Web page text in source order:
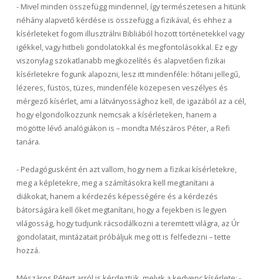
- Mivel minden összefügg mindennel, így természetesen a hitünk
néhány alapvető kérdése is összefügg a fizikával, és ehhez a
kísérleteket fogom illusztrálni Bibliából hozott történetekkel vagy
igékkel, vagy hitbeli gondolatokkal és megfontolásokkal. Ez egy
viszonylag szokatlanabb megközelítés és alapvetően fizikai
kísérletekre fogunk alapozni, lesz itt mindenféle: hőtani jellegű,
lézeres, füstös, tüzes, mindenféle közepesen veszélyes és
mérgező kísérlet, ami a látványossághoz kell, de igazából az a cél,
hogy elgondolkozzunk nemcsak a kísérleteken, hanem a
mögötte lévő analógiákon is – mondta Mészáros Péter, a Refi
tanára.
- Pedagógusként én azt vallom, hogy nem a fizikai kísérletekre,
meg a képletekre, meg a számításokra kell megtanítani a
diákokat, hanem a kérdezés képességére és a kérdezés
bátorságára kell őket megtanítani, hogy a fejekben is legyen
világosság, hogy tudjunk rácsodálkozni a teremtett világra, az Úr
gondolatait, mintázatait próbáljuk meg ott is felfedezni – tette
hozzá.